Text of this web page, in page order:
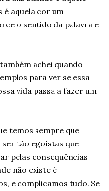
é aquela cor um
o sentido da palavra e
achei quando
para ver se essa
vida passa a fazer um
temos sempre que
tão egoístas que
pelas consequências
não existe é
e complicamos tudo. Se